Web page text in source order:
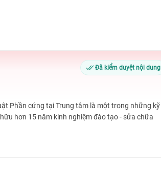
Đã kiểm duyệt nội dung
Phần cứng tại Trung tâm là một trong những kỹ
hơn 15 năm kinh nghiệm đào tạo - sửa chữa